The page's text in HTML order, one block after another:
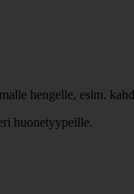
hengelle, esim.
huonetyypeille.